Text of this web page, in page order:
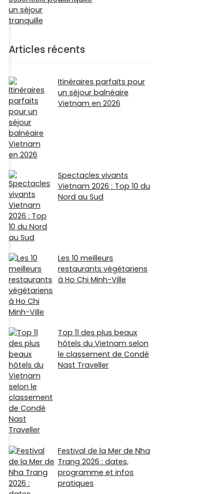
Articles récents
Itinéraires parfaits pour
un séjour balnéaire
Vietnam en 2026
Spectacles vivants
Vietnam 2026 : Top 10 du
Nord au Sud
Les 10 meilleurs
restaurants végétariens
à Ho Chi Minh-Ville
Top 11 des plus beaux
hôtels du Vietnam selon
le classement de Condé
Nast Traveller
Festival de la Mer de Nha
Trang 2026 : dates,
programme et infos
pratiques